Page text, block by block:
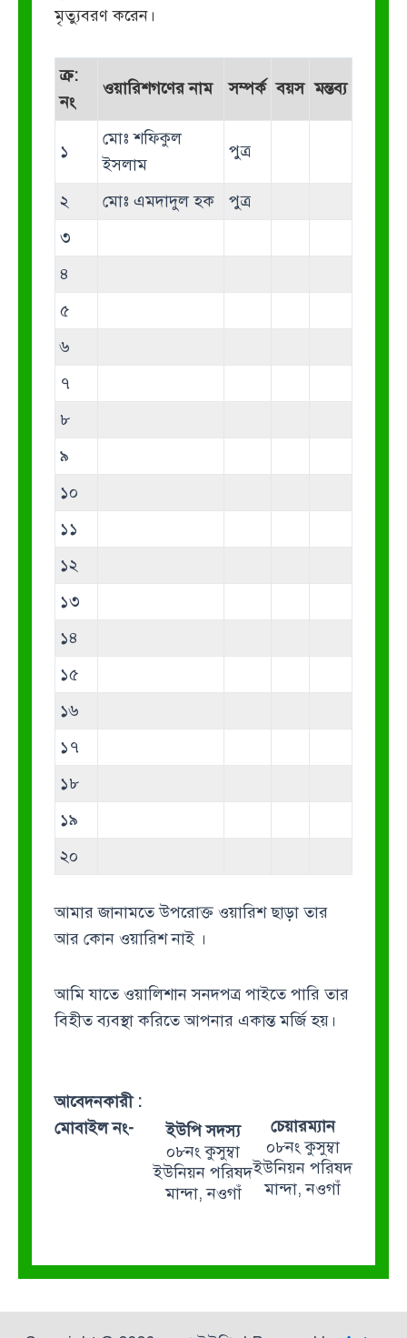
মৃত্যুবরণ করেন।
ক্র:
নং
ওয়ারিশগণের নাম সম্পর্ক বয়স মন্তব্য
১
মোঃ শফিকুল
ইসলাম
পুত্র
২ মোঃ এমদাদুল হক
পুত্র
৩
৪
৫
৬
৭
৮
৯
১০
১১
১২
১৩
১৪
১৫
১৬
১৭
১৮
১৯
২০
আমার জানামতে উপরোক্ত ওয়ারিশ ছাড়া তার
আর কোন ওয়ারিশ নাই ।
আমি যাতে ওয়ালিশান সনদপত্র পাইতে পারি তার
বিহীত ব্যবস্থা করিতে আপনার একান্ত মর্জি হয়।
আবেদনকারী :
মোবাইল নং-
ইউপি সদস্য
০৮নং কুসুম্বা
ইউনিয়ন পরিষদ
মান্দা, নওগাঁ
চেয়ারম্যান
০৮নং কুসুম্বা
ইউনিয়ন পরিষদ
মান্দা, নওগাঁ